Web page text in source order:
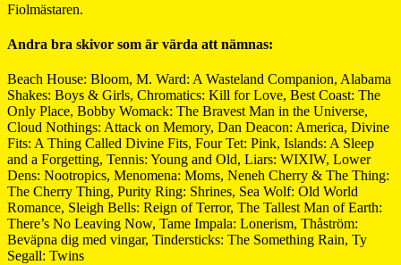
Fiolmästaren.
Andra bra skivor som är värda att nämnas:
Beach House: Bloom, M. Ward: A Wasteland Companion, Alabama
Shakes: Boys & Girls, Chromatics: Kill for Love, Best Coast: The
Only Place, Bobby Womack: The Bravest Man in the Universe,
Cloud Nothings: Attack on Memory, Dan Deacon: America, Divine
Fits: A Thing Called Divine Fits, Four Tet: Pink, Islands: A Sleep
and a Forgetting, Tennis: Young and Old, Liars: WIXIW, Lower
Dens: Nootropics, Menomena: Moms, Neneh Cherry & The Thing:
The Cherry Thing, Purity Ring: Shrines, Sea Wolf: Old World
Romance, Sleigh Bells: Reign of Terror, The Tallest Man of Earth:
There’s No Leaving Now, Tame Impala: Lonerism, Thåström:
Beväpna dig med vingar, Tindersticks: The Something Rain, Ty
Segall: Twins